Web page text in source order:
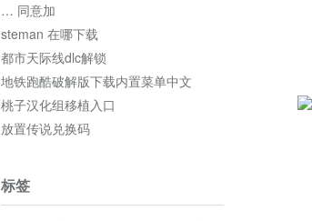
… 同意加
steman 在哪下载
都市天际线dlc解锁
地铁跑酷破解版下载内置菜单中文
桃子汉化组移植入口
放置传说兑换码
标签